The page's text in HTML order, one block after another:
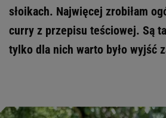
słoikach. Najwięcej zrobiłam
curry z przepisu teściowej. Są
tylko dla nich warto było wyjść